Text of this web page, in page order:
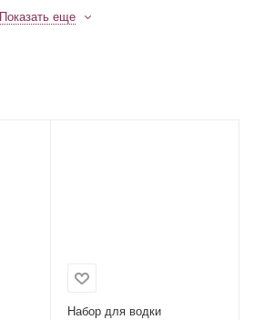
Показать еще
Набор для водки